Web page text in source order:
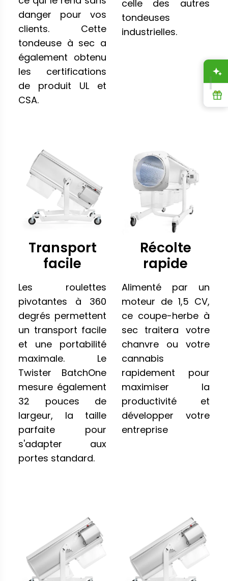
danger pour vos
clients. Cette
tondeuse à sec a
également obtenu
les certifications
de produit UL et
CSA.
celle des autres
tondeuses
industrielles.
Transport
facile
Les roulettes
pivotantes à 360
degrés permettent
un transport facile
et une portabilité
maximale. Le
Twister BatchOne
mesure également
32 pouces de
largeur, la taille
parfaite pour
s'adapter aux
portes standard.
Récolte
rapide
Alimenté par un
moteur de 1,5 CV,
ce coupe-herbe à
sec traitera votre
chanvre ou votre
cannabis
rapidement pour
maximiser la
productivité et
développer votre
entreprise